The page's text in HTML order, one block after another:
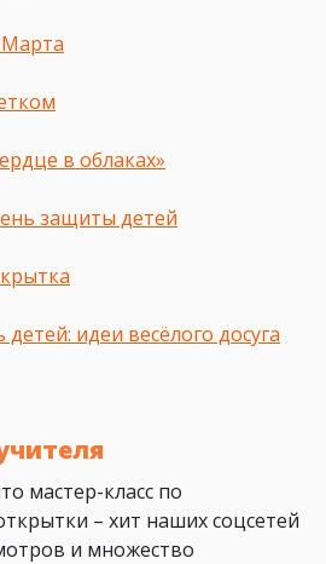
в облаках»
защиты детей
идеи весёлого досуга
мастер-класс по
– хит наших соцсетей
и множество